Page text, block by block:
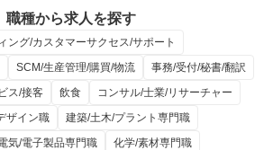
職種から求人を探す
ング/カスタマーサクセス/サポート
SCM/生産管理/購買/物流
事務/受付/秘書/翻訳
ス/接客 飲食
コンサル/士業/リサーチャー
ザイン職
建築/土木/プラント専門職
気/電子製品専門職
化学/素材専門職